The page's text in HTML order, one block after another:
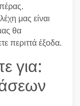
μας είναι
θα
περιττά έξοδα.
για: